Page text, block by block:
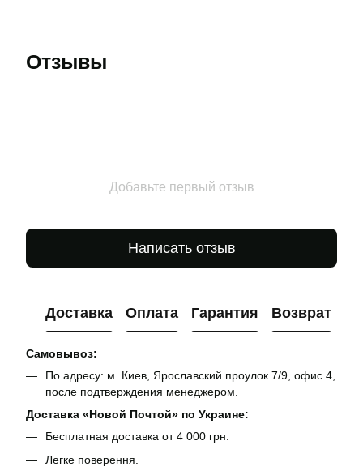
Отзывы
Добавьте первый отзыв
Написать отзыв
Доставка Оплата Гарантия Возврат
Самовывоз:
По адресу: м. Киев, Ярославский проулок 7/9, офис 4,
после подтверждения менеджером.
Доставка «Новой Почтой» по Украине:
Бесплатная доставка от 4 000 грн.
Легке поверення.